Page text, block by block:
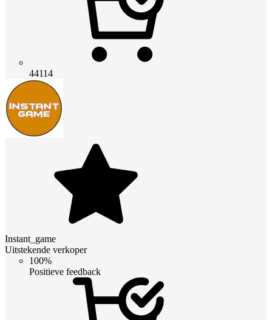
44114
Instant_game
Uitstekende verkoper
100%
Positieve feedback